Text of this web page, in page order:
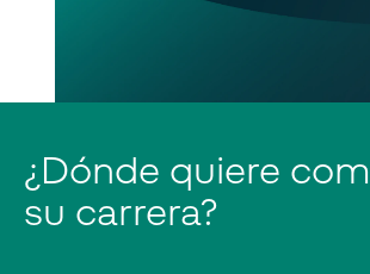
¿Dónde quiere
su carrera?